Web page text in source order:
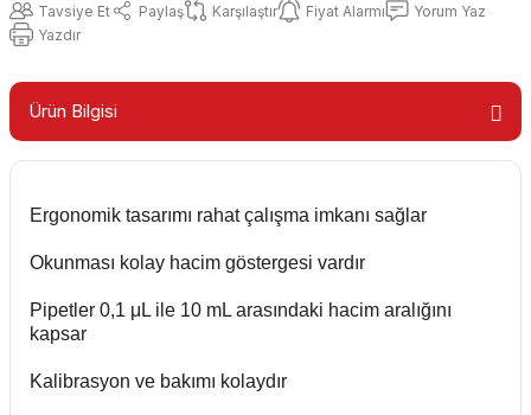
Tavsiye Et Paylaş Karşılaştır Fiyat Alarmı
Yorum Yaz
Yazdır
Ürün Bilgisi
Ergonomik tasarımı rahat çalışma imkanı sağlar
Okunması kolay hacim göstergesi vardır
Pipetler 0,1 μL ile 10 mL arasındaki hacim aralığını
kapsar
Kalibrasyon ve bakımı kolaydır